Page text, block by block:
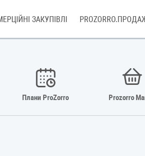
ЗАКУПІВЛІ
Плани ProZorro Prozorro